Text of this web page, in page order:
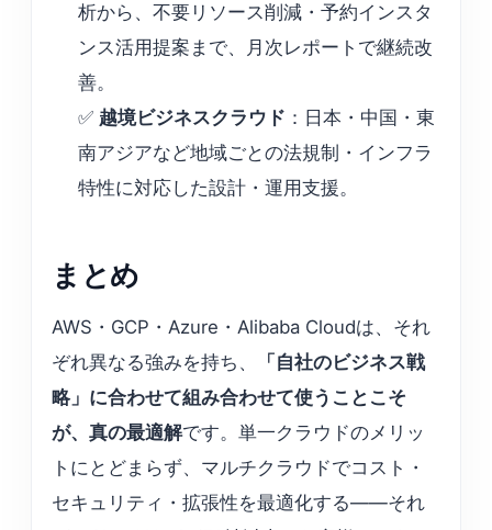
析から、不要リソース削減・予約インスタ
ンス活用提案まで、月次レポートで継続改
善。
✅ 越境ビジネスクラウド ：日本・中国・東
南アジアなど地域ごとの法規制・インフラ
特性に対応した設計・運用支援。
まとめ
AWS・GCP・Azure・Alibaba Cloudは、それ
ぞれ異なる強みを持ち、
「自社のビジネス戦
略」に合わせて組み合わせて使うことこそ
が、真の最適解です。単一クラウドのメリッ
トにとどまらず、マルチクラウドでコスト・
セキュリティ・拡張性を最適化する——それ